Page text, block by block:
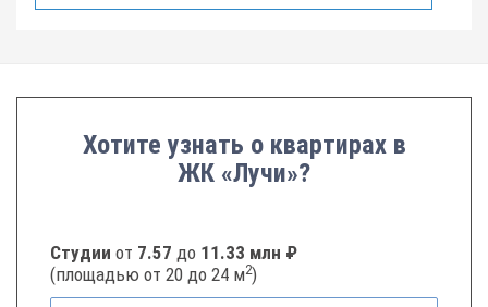
Хотите узнать о квартирах в
ЖК «Лучи»?
Студии от 7.57 до 11.33 млн ₽
(площадью от 20 до 24 м2)